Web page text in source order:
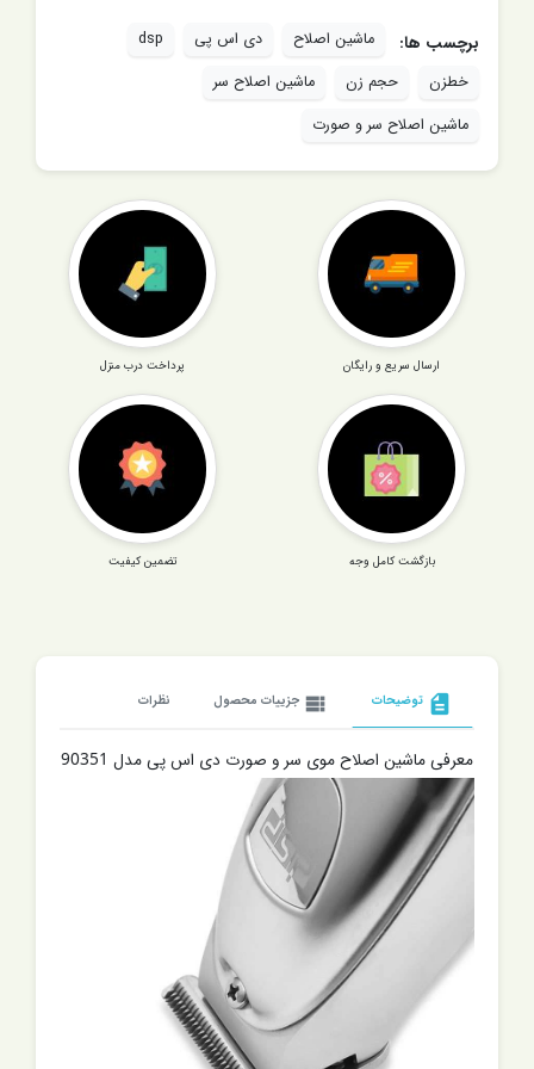
برچسب ها: ماشین اصلاح دی اس پی
dsp
خطزن
حجم زن
ماشین اصلاح سر
ماشین اصلاح سر و صورت
ارسال سریع و رایگان پرداخت درب منزل
بازگشت کامل وجه تضمین کیفیت
description توضیحات view_list جزییات محصول نظرات
معرفی ماشین اصلاح موی سر و صورت دی اس پی مدل 90351